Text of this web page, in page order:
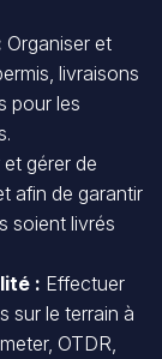
Organiser et
livraisons
pour les
gérer de
afin de garantir
soient livrés
: Effectuer
sur le terrain à
OTDR,